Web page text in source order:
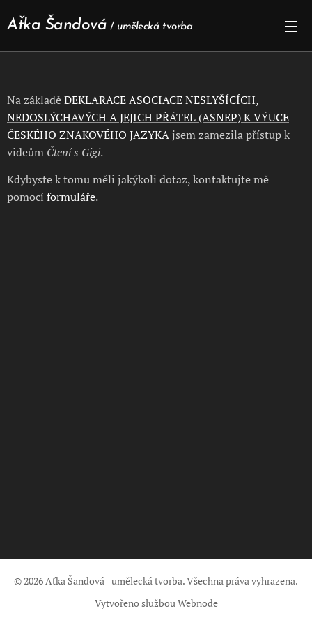
Aťka Šandová / umělecká tvorba
Na základěDEKLARACE ASOCIACE NESLYŠÍCÍCH,
NEDOSLÝCHAVÝCH A JEJICH PŘÁTEL (ASNEP) K VÝUCE
ČESKÉHO ZNAKOVÉHO JAZYKAjsem zamezila přístup k
videům Čtení s Gigi.
Kdybyste k tomu měli jakýkoli dotaz, kontaktujte mě
pomocíformuláře.
© 2026 Aťka Šandová - umělecká tvorba. Všechna práva vyhrazena.
Vytvořeno službouWebnode